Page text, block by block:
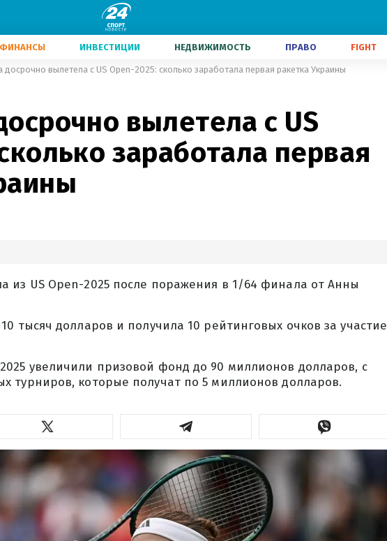
ФИНАНСЫ ИНВЕСТИЦИИ НЕДВИЖИМОСТЬ ПРАВО FIGHT
досрочно вылетела с US Open-2025: сколько заработала первая ракетка Украины
вылетела с US
заработала первая
из US Open-2025 после поражения в 1/64 финала от Анны
тысяч долларов и получила 10 рейтинговых очков за участие
увеличили призовой фонд до 90 миллионов долларов, с
турниров, которые получат по 5 миллионов долларов.